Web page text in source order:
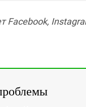
Facebook,